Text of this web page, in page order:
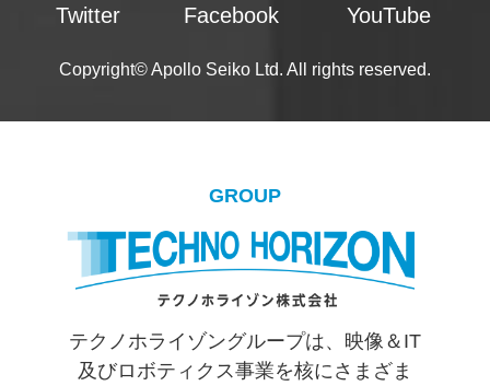
Twitter Facebook YouTube
Copyright© Apollo Seiko Ltd. All rights reserved.
GROUP
テクノホライゾングループは、映像＆IT
及びロボティクス事業を核にさまざま